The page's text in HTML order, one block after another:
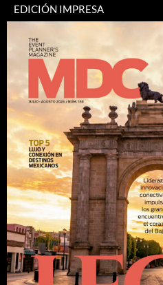
EDICIÓN IMPRESA